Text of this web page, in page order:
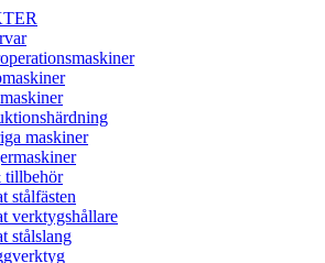
maskiner
tillbehör
stålfästen
verktygshållare
stålslang